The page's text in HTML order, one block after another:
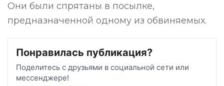
Они были спрятаны в посылке,
предназначенной одному из обвиняемых.
Понравилась публикация?
Поделитесь с друзьями в социальной сети или
мессенджере!